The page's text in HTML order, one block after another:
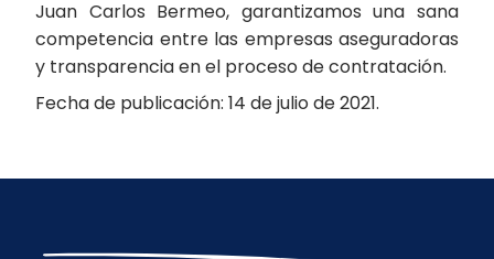
Juan Carlos Bermeo, garantizamos una sana
competencia entre las empresas aseguradoras
y transparencia en el proceso de contratación.
Fecha de publicación: 14 de julio de 2021.